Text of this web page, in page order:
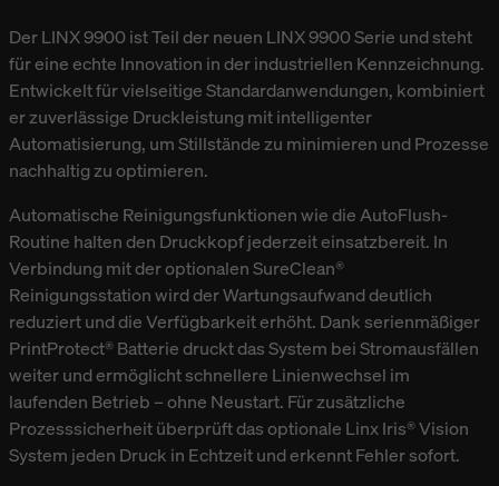
ZUBEHÖR
Der LINX 9900 ist Teil der neuen LINX 9900 Serie und steht
für eine echte Innovation in der industriellen Kennzeichnung.
Entwickelt für vielseitige Standardanwendungen, kombiniert
er zuverlässige Druckleistung mit intelligenter
Automatisierung, um Stillstände zu minimieren und Prozesse
nachhaltig zu optimieren.
Automatische Reinigungsfunktionen wie die AutoFlush-
Routine halten den Druckkopf jederzeit einsatzbereit. In
Verbindung mit der optionalen SureClean®
Reinigungsstation wird der Wartungsaufwand deutlich
reduziert und die Verfügbarkeit erhöht. Dank serienmäßiger
PrintProtect® Batterie druckt das System bei Stromausfällen
weiter und ermöglicht schnellere Linienwechsel im
laufenden Betrieb – ohne Neustart. Für zusätzliche
Prozesssicherheit überprüft das optionale Linx Iris® Vision
System jeden Druck in Echtzeit und erkennt Fehler sofort.